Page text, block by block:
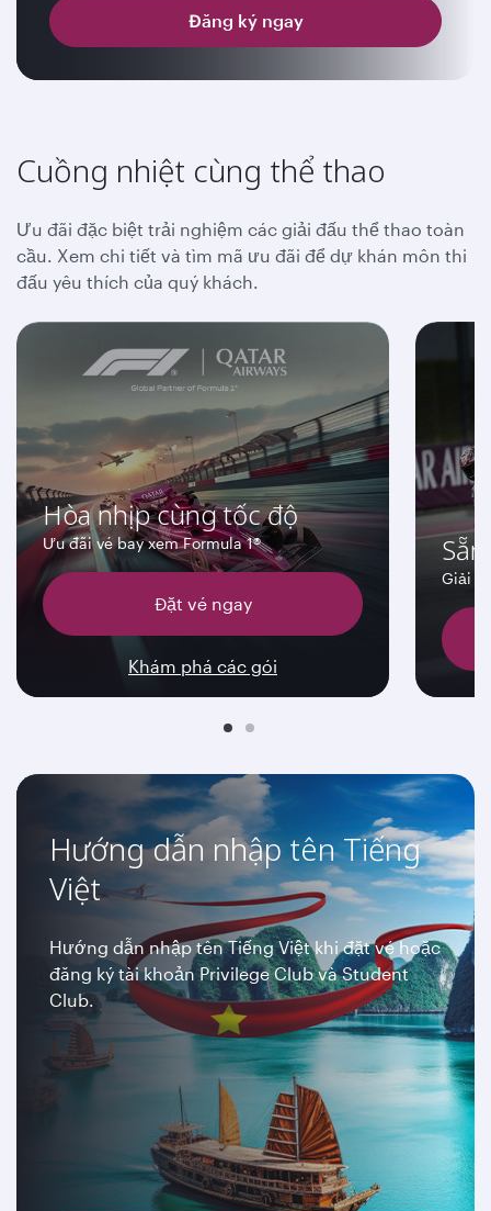
Đăng ký ngay
Cuồng nhiệt cùng thể thao
Ưu đãi đặc biệt trải nghiệm các giải đấu thể thao toàn
cầu. Xem chi tiết và tìm mã ưu đãi để dự khán môn thi
đấu yêu thích của quý khách.
Hòa nhịp cùng tốc độ
Ưu đãi vé bay xem Formula 1®
Đặt vé ngay
Khám phá các gói
Giải
Hướng dẫn nhập tên Tiếng
Việt
Hướng dẫn nhập tên Tiếng Việt khi đặt vé hoặc
đăng ký tài khoản Privilege Club và Student
Club.